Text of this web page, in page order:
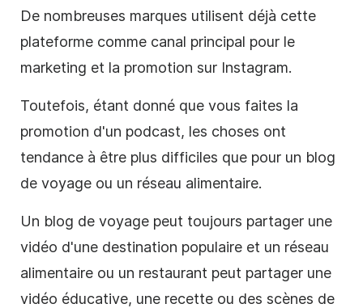
De nombreuses marques utilisent déjà cette
plateforme comme canal principal pour le
marketing et la promotion sur Instagram.
Toutefois, étant donné que vous faites la
promotion d'un podcast, les choses ont
tendance à être plus difficiles que pour un blog
de voyage ou un réseau alimentaire.
Un blog de voyage peut toujours partager une
vidéo d'une destination populaire et un réseau
alimentaire ou un restaurant peut partager une
vidéo éducative, une recette ou des scènes de